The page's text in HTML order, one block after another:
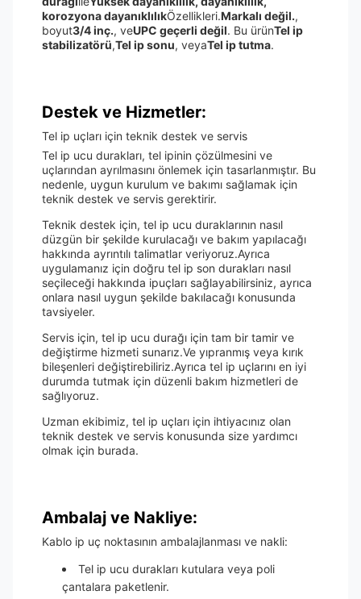
korozyona dayanıklılıkÖzellikleri.Markalı değil.,
boyut3/4 inç., veUPC geçerli değil. Bu ürünTel ip
stabilizatörü,Tel ip sonu, veyaTel ip tutma.
Destek ve Hizmetler:
Tel ip uçları için teknik destek ve servis
Tel ip ucu durakları, tel ipinin çözülmesini ve
uçlarından ayrılmasını önlemek için tasarlanmıştır. Bu
nedenle, uygun kurulum ve bakımı sağlamak için
teknik destek ve servis gerektirir.
Teknik destek için, tel ip ucu duraklarının nasıl
düzgün bir şekilde kurulacağı ve bakım yapılacağı
hakkında ayrıntılı talimatlar veriyoruz.Ayrıca
uygulamanız için doğru tel ip son durakları nasıl
seçileceği hakkında ipuçları sağlayabilirsiniz, ayrıca
onlara nasıl uygun şekilde bakılacağı konusunda
tavsiyeler.
Servis için, tel ip ucu durağı için tam bir tamir ve
değiştirme hizmeti sunarız.Ve yıpranmış veya kırık
bileşenleri değiştirebiliriz.Ayrıca tel ip uçlarını en iyi
durumda tutmak için düzenli bakım hizmetleri de
sağlıyoruz.
Uzman ekibimiz, tel ip uçları için ihtiyacınız olan
teknik destek ve servis konusunda size yardımcı
olmak için burada.
Ambalaj ve Nakliye:
Kablo ip uç noktasının ambalajlanması ve nakli:
Tel ip ucu durakları kutulara veya poli
çantalara paketlenir.